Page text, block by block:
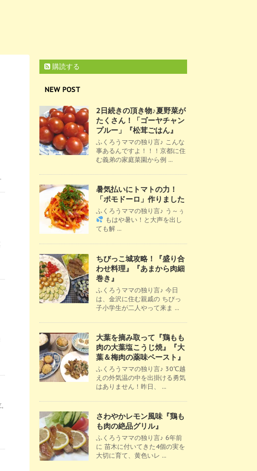
,
購読する
NEW POST
2日続きの頂き物♪夏野菜が
たくさん！「ゴーヤチャン
プルー」『松茸ごはん』
ふくろうママの独り言♪ こんな
事あるんですよ！！！京都に住
む義弟の家庭菜園から例 ...
暑気払いにトマトの力！
「ポモドーロ」作りました
ふくろうママの独り言♪ う～ぅ
もはや暑い！と大声を出し
ても解 ...
ちびっこ城攻略！『盛り合
わせ料理』『あまから肉細
巻き』
ふくろうママの独り言♪ 今日
は、金沢に住む親戚の ちびっ
子小学生が二人やって来ま ...
大葉を摘み取って『鶏もも
肉の大葉塩こうじ焼』『大
葉＆梅肉の薬味ペースト』
ふくろうママの独り言♪ 30℃越
えの外気温の中を出掛ける勇気
はありません！昨日、 ...
さわやかレモン風味『鶏も
も肉の絶品グリル』
ふくろうママの独り言♪ 6年前
に 苗木に付いてきた4個の実を
大切に育て、黄色いレ ...